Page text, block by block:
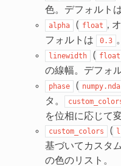
色。デフォルト
alpha ( float ,
フォルトは
0.3 。
linewidth ( float
の線幅。デフォ
phase (
タ。
を位相に応じて
custom_colors (
基づいてカスタ
の色のリスト。